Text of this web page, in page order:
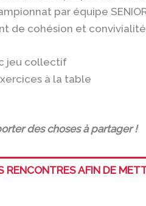
par équipe
de cohésion et
jeu collectif
à la table
des choses à partager !
RENCONTRES AFIN DE